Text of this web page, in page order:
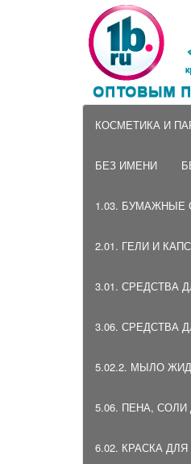
КОСМЕТИКА И
БЕЗ ИМЕНИ
1.03. БУМАЖНЫЕ
2.01. ГЕЛИ И
3.01. СРЕДСТВА
3.06. СРЕДСТВА
5.02.2. МЫЛО
5.06. ПЕНА,
6.02. КРАСКА